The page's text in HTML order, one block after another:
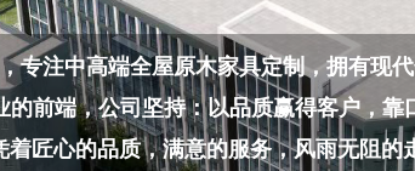
中高端全屋原木家具定制，拥有现代
前端，公司坚持：以品质赢得客户，靠
心的品质，满意的服务，风雨无阻的